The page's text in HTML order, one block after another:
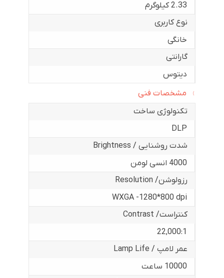
2.33 کیلوگرم
نوع کاربری
خانگی
گارانتی
دیتوس
مشخصات فنی
تکنولوژی ساخت
DLP
شدت روشنایی / Brightness
4000 انسی لومن
رزولوشن/ Resolution
WXGA -1280*800 dpi
کنتراست/ Contrast
22,000:1
عمر لامپ / Lamp Life
10000 ساعت